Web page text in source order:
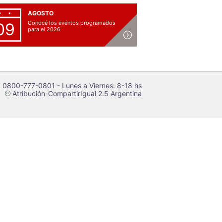
AGOSTO
Conocé los eventos programados
para el 2026
0800-777-0801 - Lunes a Viernes: 8-18 hs
cAtribución-CompartirIgual 2.5 Argentina